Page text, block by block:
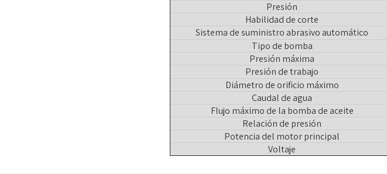
Presión
Habilidad de corte
Sistema de suministro abrasivo automático
Tipo de bomba
Presión máxima
Presión de trabajo
Diámetro de orificio máximo
Caudal de agua
Flujo máximo de la bomba de aceite
Relación de presión
Potencia del motor principal
Voltaje